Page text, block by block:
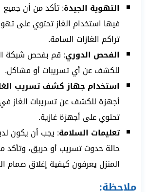
التهوية الجيدة: تأكد من أن جميع
فيها استخدام الغاز تحتوي على
تراكم الغازات السامة.
الفحص الدوري: قم بفحص شبكة
للكشف عن أي تسريبات أو مشاكل.
استخدام جهاز كشف تسريب
أجهزة للكشف عن تسريبات الغاز في
تحتوي على أجهزة غازية.
تعليمات السلامة: يجب أن يكون
حالة حدوث تسريب أو حريق، وتأكد
المنزل يعرفون كيفية إغلاق صمام
ملاحظة: